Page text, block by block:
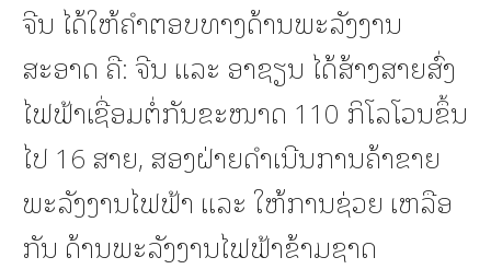
ຈີນ ໄດ້ໃຫ້ຄຳຕອບທາງດ້ານພະລັງງານ
ສະອາດ ຄື: ຈີນ ແລະ ອາຊຽນ ໄດ້ສ້າງສາຍສົ່ງ
ໄຟຟ້າເຊື່ອມຕໍ່ກັນຂະໜາດ 110 ກິໂລໂວນຂຶ້ນ
ໄປ 16 ສາຍ, ສອງຝ່າຍດຳເນີນການຄ້າຂາຍ
ພະລັງງານໄຟຟ້າ ແລະ ໃຫ້ການຊ່ວຍ ເຫລືອ
ກັນ ດ້ານພະລັງງານໄຟຟ້າຂ້າມຊາດ